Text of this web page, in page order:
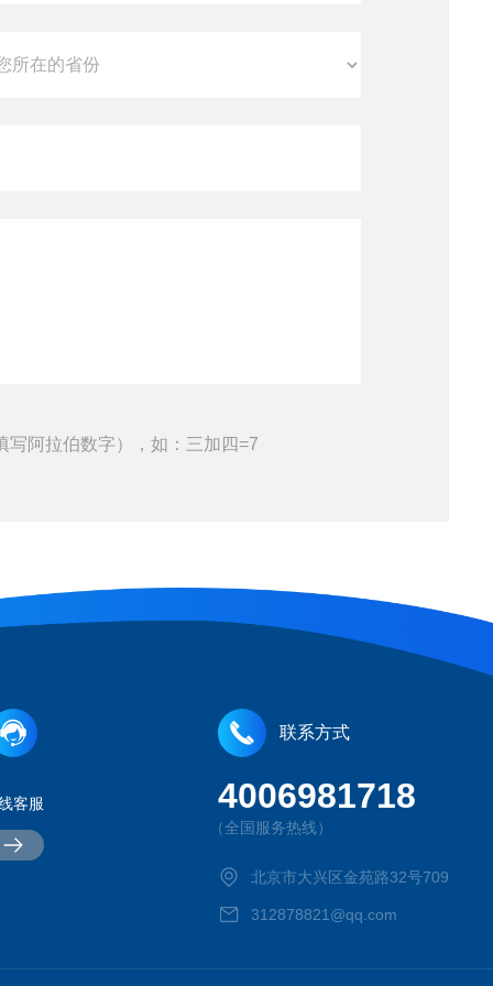
写阿拉伯数字），如：三加四=7
客服
联系方式
4006981718
（全国服务热线）
北京市大兴区金苑路32号709
312878821@qq.com